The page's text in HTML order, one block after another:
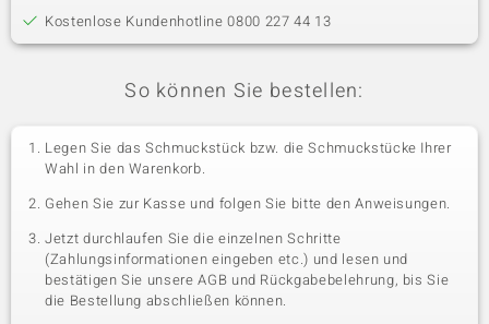
Kostenlose Kundenhotline 0800 227 44 13
So können Sie bestellen:
Legen Sie das Schmuckstück bzw. die Schmuckstücke Ihrer
Wahl in den Warenkorb.
Gehen Sie zur Kasse und folgen Sie bitte den Anweisungen.
Jetzt durchlaufen Sie die einzelnen Schritte
(Zahlungsinformationen eingeben etc.) und lesen und
bestätigen Sie unsere AGB und Rückgabebelehrung, bis Sie
die Bestellung abschließen können.